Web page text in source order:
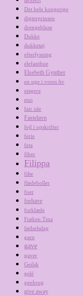
Det hele kongerige
digterprinsen
drengebluse
Dukke
dukketøj
efterlysning
elefanthue
Elsebeth Gynther
en uge i vores liv
etagere
etui
fair isle
Fastelavn
fejl i opskrifter
ferie
feta
fiber
Filippa
filte
flødeboller
foer
forhave
forklæde
Frøken Tina
fødselsdag
garn
gave
gaver
Geilsk
gelé
genbrug
give away